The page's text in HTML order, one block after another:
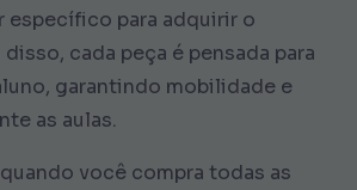
específico para adquirir o
cada peça é pensada para
garantindo mobilidade e
as aulas.
você compra todas as